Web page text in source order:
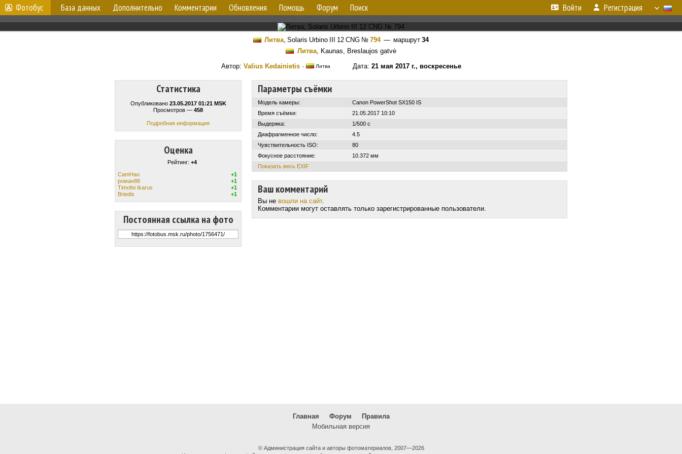
Фотобус База данных Дополнительно Комментарии Обновления Помощь Форум Поиск Войти Регистрация
Литва, Solaris Urbino III 12 CNG № 794 — маршрут 34
Литва, Kaunas, Breslaujos gatvė
Автор: Valius Kedainietis· ЛитваДата: 21 мая 2017 г., воскресенье
Статистика
Опубликовано 23.05.2017 01:21 MSK
Просмотров — 458
Подробная информация
Оценка
Рейтинг: +4
CamHao
+1
роман88
+1
Timofei Ikarus
+1
Briedis
+1
Постоянная ссылка на фото
Параметры съёмки
Модель камеры:
Canon PowerShot SX150 IS
Время съёмки:
21.05.2017 10:10
Выдержка:
1/500 с
Диафрагменное число:
4.5
Чувствительность ISO:
80
Фокусное расстояние:
10.372 мм
Показать весь EXIF
Ваш комментарий
Вы не вошли на сайт.
Комментарии могут оставлять только зарегистрированные пользователи.
Главная Форум
Правила
Мобильная версия
© Администрация сайта и авторы фотоматериалов, 2007—2026